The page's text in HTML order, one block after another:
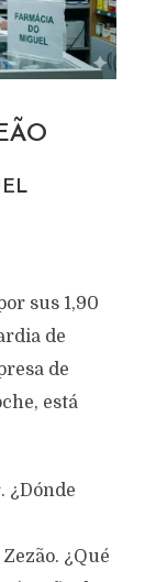
sus 1,90
de
de
está
¿Dónde
¿Qué